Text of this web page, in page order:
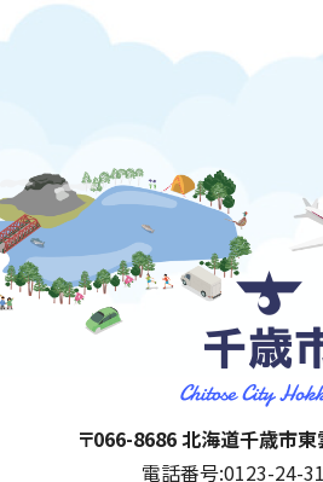
千歳市
住所:
〒066-8686 北海道千歳市
電話番号:0123-24-